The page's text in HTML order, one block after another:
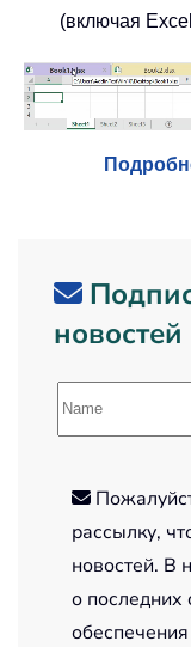
(включая
новостей
рассылку,
новостей. В
о последних